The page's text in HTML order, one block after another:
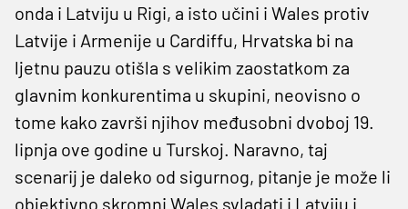
onda i Latviju u Rigi, a isto učini i Wales protiv
Latvije i Armenije u Cardiffu, Hrvatska bi na
ljetnu pauzu otišla s velikim zaostatkom za
glavnim konkurentima u skupini, neovisno o
tome kako završi njihov međusobni dvoboj 19.
lipnja ove godine u Turskoj. Naravno, taj
scenarij je daleko od sigurnog, pitanje je može li
objektivno skromni Wales svladati i Latviju i